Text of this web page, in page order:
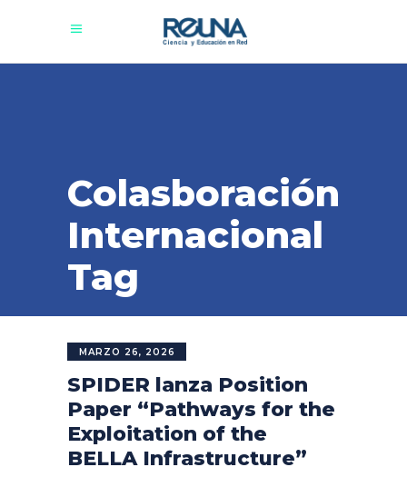
Colasboración
Internacional
Tag
MARZO 26, 2026
SPIDER lanza Position
Paper “Pathways for the
Exploitation of the
BELLA Infrastructure”